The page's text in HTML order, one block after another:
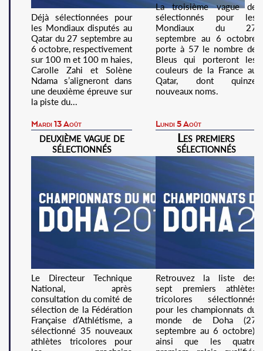
Déjà sélectionnées pour
les Mondiaux disputés au
Qatar du 27 septembre au
6 octobre, respectivement
sur 100 m et 100 m haies,
Carolle Zahi et Solène
Ndama s’aligneront dans
une deuxième épreuve sur
la piste du...
La troisième vague de
sélectionnés pour les
Mondiaux du 27
septembre au 6 octobre
porte à 57 le nombre de
Bleus qui porteront les
couleurs de la France au
Qatar, dont quinze
nouveaux noms.
Mardi 13 Août
deuxième vague de
sélectionnés
Le Directeur Technique
National, après
consultation du comité de
sélection de la Fédération
Française d’Athlétisme, a
sélectionné 35 nouveaux
athlètes tricolores pour
Lundi 5 Août
Les premiers
sélectionnés
Retrouvez la liste des
sept premiers athlètes
tricolores sélectionnés
pour les championnats du
monde de Doha (27
septembre au 6 octobre),
ainsi que les quatre